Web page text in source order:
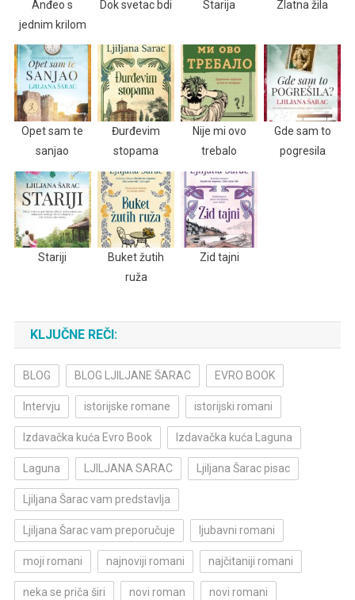
Anđeo s
jednim krilom
Dok svetac bdi Starija Zlatna žila
Opet sam te
sanjao
Đurđevim
stopama
Nije mi ovo
trebalo
Gde sam to
pogresila
Stariji
Buket žutih
ruža
Zid tajni
KLJUČNE REČI:
BLOG BLOG LJILJANE ŠARAC EVRO BOOK
Intervju istorijske romane istorijski romani
Izdavačka kuća Evro Book Izdavačka kuća Laguna
Laguna LJILJANA SARAC Ljiljana Šarac pisac
Ljiljana Šarac vam predstavlja
Ljiljana Šarac vam preporučuje ljubavni romani
moji romani najnoviji romani najčitaniji romani
neka se priča širi novi roman novi romani